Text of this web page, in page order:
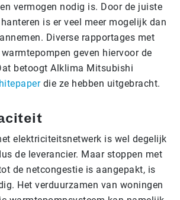
vermogen nodig is. Door de juiste
is er veel meer mogelijk dan
Diverse rapportages met
geven hiervoor de
betoogt Alklima Mitsubishi
die ze hebben uitgebracht.
elektriciteitsnetwerk is wel degelijk
de leverancier. Maar stoppen met
de netcongestie is aangepakt, is
Het verduurzamen van woningen